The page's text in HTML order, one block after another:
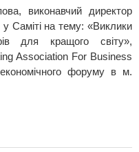
виконавчий директор
Саміті на тему: «Виклики
для кращого світу»,
Association For Business
форуму в м.